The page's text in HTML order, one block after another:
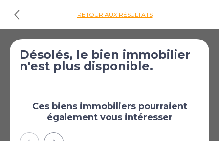
RETOUR AUX RÉSULTATS
Appartement de 2
chambres à vendre
Région de Valence,
€184 998
Désolés, le bien immobilier
n'est plus disponible.
Ces biens immobiliers pourraient
également vous intéresser